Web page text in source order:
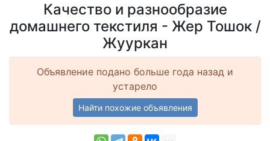
Качество и разнообразие
домашнего текстиля - Жер Тошок /
Жууркан
Объявление подано больше года назад и
устарело
Найти похожие объявления